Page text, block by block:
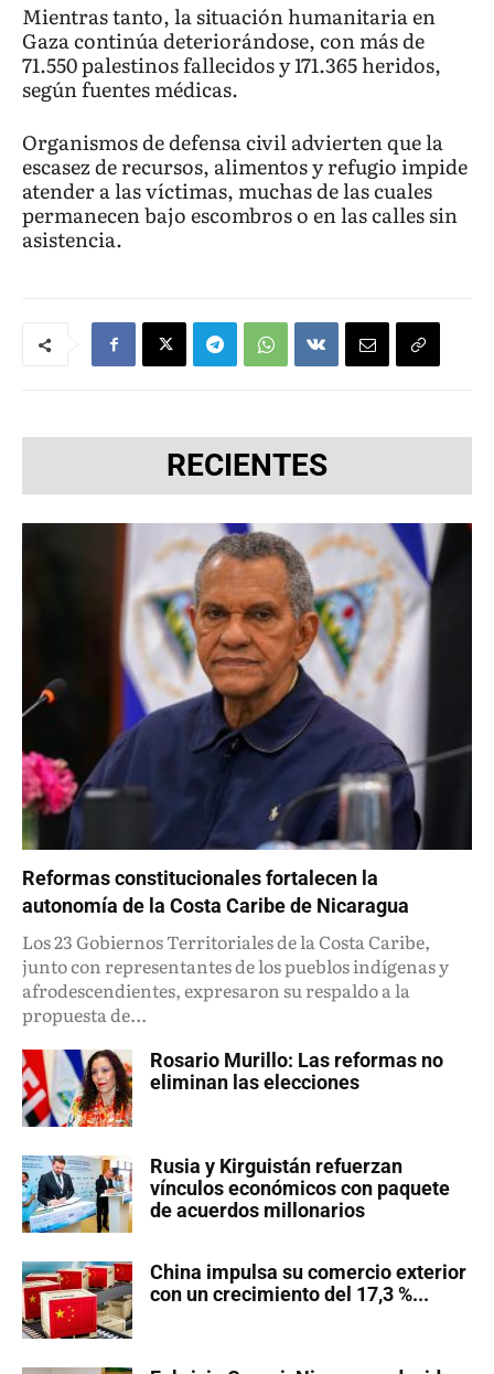
Mientras tanto, la situación humanitaria en
Gaza continúa deteriorándose, con más de
71.550 palestinos fallecidos y 171.365 heridos,
según fuentes médicas.
Organismos de defensa civil advierten que la
escasez de recursos, alimentos y refugio impide
atender a las víctimas, muchas de las cuales
permanecen bajo escombros o en las calles sin
asistencia.
RECIENTES
Reformas constitucionales fortalecen la
autonomía de la Costa Caribe de Nicaragua
Los 23 Gobiernos Territoriales de la Costa Caribe,
junto con representantes de los pueblos indígenas y
afrodescendientes, expresaron su respaldo a la
propuesta de...
Rosario Murillo: Las reformas no
eliminan las elecciones
Rusia y Kirguistán refuerzan
vínculos económicos con paquete
de acuerdos millonarios
China impulsa su comercio exterior
con un crecimiento del 17,3 %...